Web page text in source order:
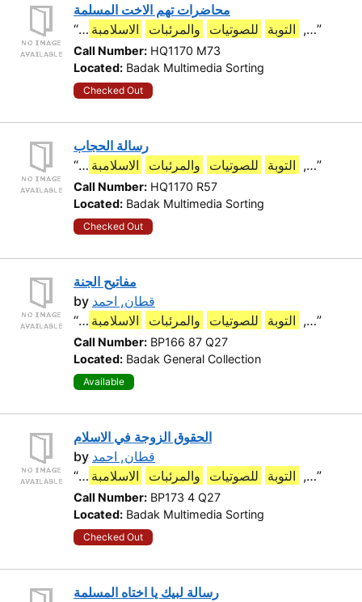
محاضرات تهم الاخت المسلمة
“…
التوبة للصوتيات والمرئبات الاسلامبة ,…”
Call Number: HQ1170 M73
Located: Badak Multimedia Sorting
Checked Out
رسالة الحجاب
“…
التوبة للصوتيات والمرئبات الاسلامبة ,…”
Call Number: HQ1170 R57
Located: Badak Multimedia Sorting
Checked Out
مفاتيح الجنة
by قطان, احمد
“…
التوبة للصوتيات والمرئبات الاسلامبة ,…”
Call Number: BP166 87 Q27
Located: Badak General Collection
Available
الحقوق الزوجة في الاسلام
by قطان, احمد
“…
التوبة للصوتيات والمرئبات الاسلامبة ,…”
Call Number: BP173 4 Q27
Located: Badak Multimedia Sorting
Checked Out
رسالة لبيك يا اختاه المسلمة